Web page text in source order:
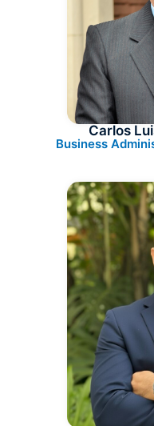
Carlos
Business